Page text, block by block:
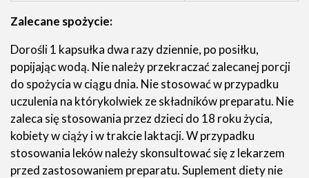
Zalecane spożycie:
Dorośli 1 kapsułka dwa razy dziennie, po posiłku,
popijając wodą. Nie należy przekraczać zalecanej porcji
do spożycia w ciągu dnia. Nie stosować w przypadku
uczulenia na którykolwiek ze składników preparatu. Nie
zaleca się stosowania przez dzieci do 18 roku życia,
kobiety w ciąży i w trakcie laktacji. W przypadku
stosowania leków należy skonsultować się z lekarzem
przed zastosowaniem preparatu. Suplement diety nie